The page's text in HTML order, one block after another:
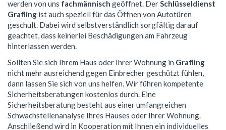
werden von uns fachmännisch geöffnet. DerSchlüsseldienst
Grafling ist auch speziell für das Öffnen von Autotüren
geschult. Dabei wird selbstverständlich sorgfältig darauf
geachtet, dass keinerlei Beschädigungen am Fahrzeug
hinterlassen werden.
Sollten Sie sich Ihrem Haus oder Ihrer Wohnung in Grafling
nicht mehr ausreichend gegen Einbrecher geschützt fühlen,
dann lassen Sie sich von uns helfen. Wir führen kompetente
Sicherheitsberatungen kostenlos durch. Eine
Sicherheitsberatung besteht aus einer umfangreichen
Schwachstellenanalyse Ihres Hauses oder Ihrer Wohnung.
Anschließend wird in Kooperation mit Ihnen ein individuelles